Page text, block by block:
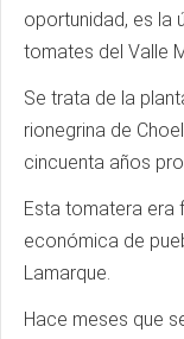
oportunidad, es la
tomates del Valle
Se trata de la
rionegrina de
cincuenta años
Esta tomatera era
económica de
Lamarque.
Hace meses que